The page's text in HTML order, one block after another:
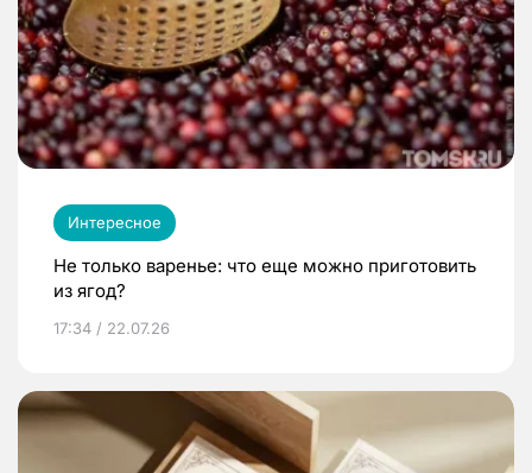
Интересное
Не только варенье: что еще можно приготовить
из ягод?
17:34 / 22.07.26